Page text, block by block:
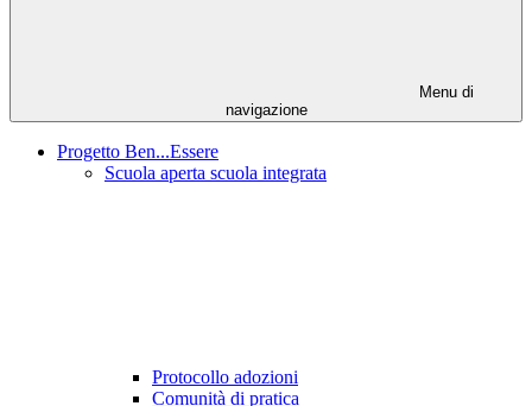
Menu di
navigazione
Progetto Ben...Essere
Scuola aperta scuola integrata
Protocollo adozioni
Comunità di pratica